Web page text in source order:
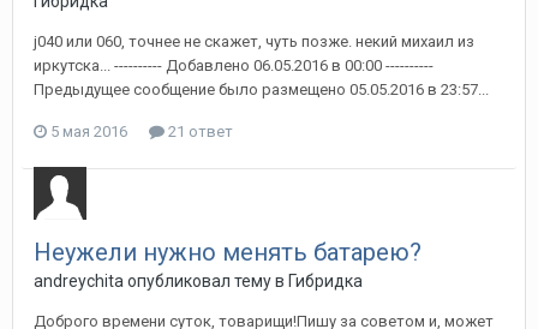
j040 или 060, точнее не скажет, чуть позже. некий михаил из
иркутска... ---------- Добавлено 06.05.2016 в 00:00 ----------
Предыдущее сообщение было размещено 05.05.2016 в 23:57...
5 мая 2016 21 ответ
Неужели нужно менять батарею?
andreychita опубликовал тему в Гибридка
Доброго времени суток, товарищи!Пишу за советом и, может